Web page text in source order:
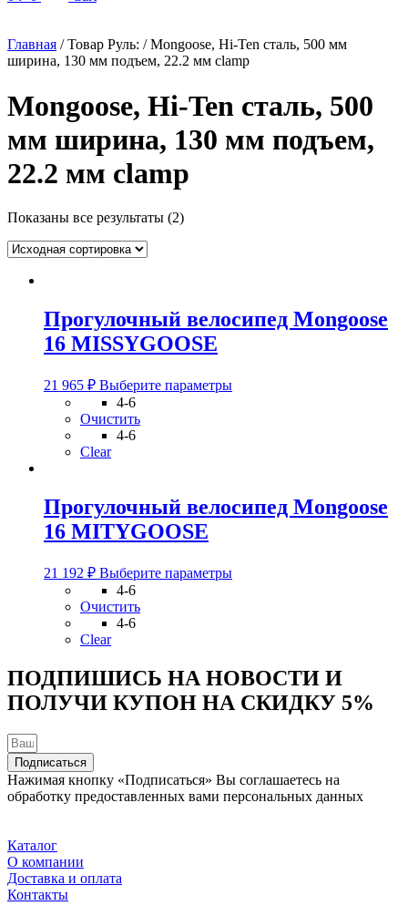
Главная / Товар Руль: / Mongoose, Hi-Ten сталь, 500 мм
ширина, 130 мм подъем, 22.2 мм clamp
Mongoose, Hi-Ten сталь, 500
мм ширина, 130 мм подъем,
22.2 мм clamp
Показаны все результаты (2)
Прогулочный велосипед Mongoose
16 MISSYGOOSE
21 965 ₽ Выберите параметрыЭтот
на
4-6
Очистить
4-6
Clear
Прогулочный велосипед Mongoose
16 MITYGOOSE
21 192 ₽ Выберите параметрыЭтот
можно
выбрать
на
4-6
Очистить
4-6
Clear
ПОДПИШИСЬ НА НОВОСТИ И
ПОЛУЧИ КУПОН НА СКИДКУ 5%
Подписаться
Нажимая кнопку «Подписаться» Вы соглашаетесь на
обработку предоставленных вами персональных данных
Каталог
О компании
Доставка и оплата
Контакты